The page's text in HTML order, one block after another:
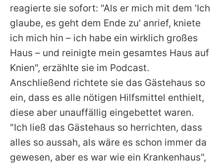
reagierte sie sofort: "Als er mich mit dem 'Ich
glaube, es geht dem Ende zu' anrief, kniete
ich mich hin – ich habe ein wirklich großes
Haus – und reinigte mein gesamtes Haus auf
Knien", erzählte sie im Podcast.
Anschließend richtete sie das Gästehaus so
ein, dass es alle nötigen Hilfsmittel enthielt,
diese aber unauffällig eingebettet waren.
"Ich ließ das Gästehaus so herrichten, dass
alles so aussah, als wäre es schon immer da
gewesen, aber es war wie ein Krankenhaus",